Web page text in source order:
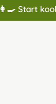
👩‍🍳 Start